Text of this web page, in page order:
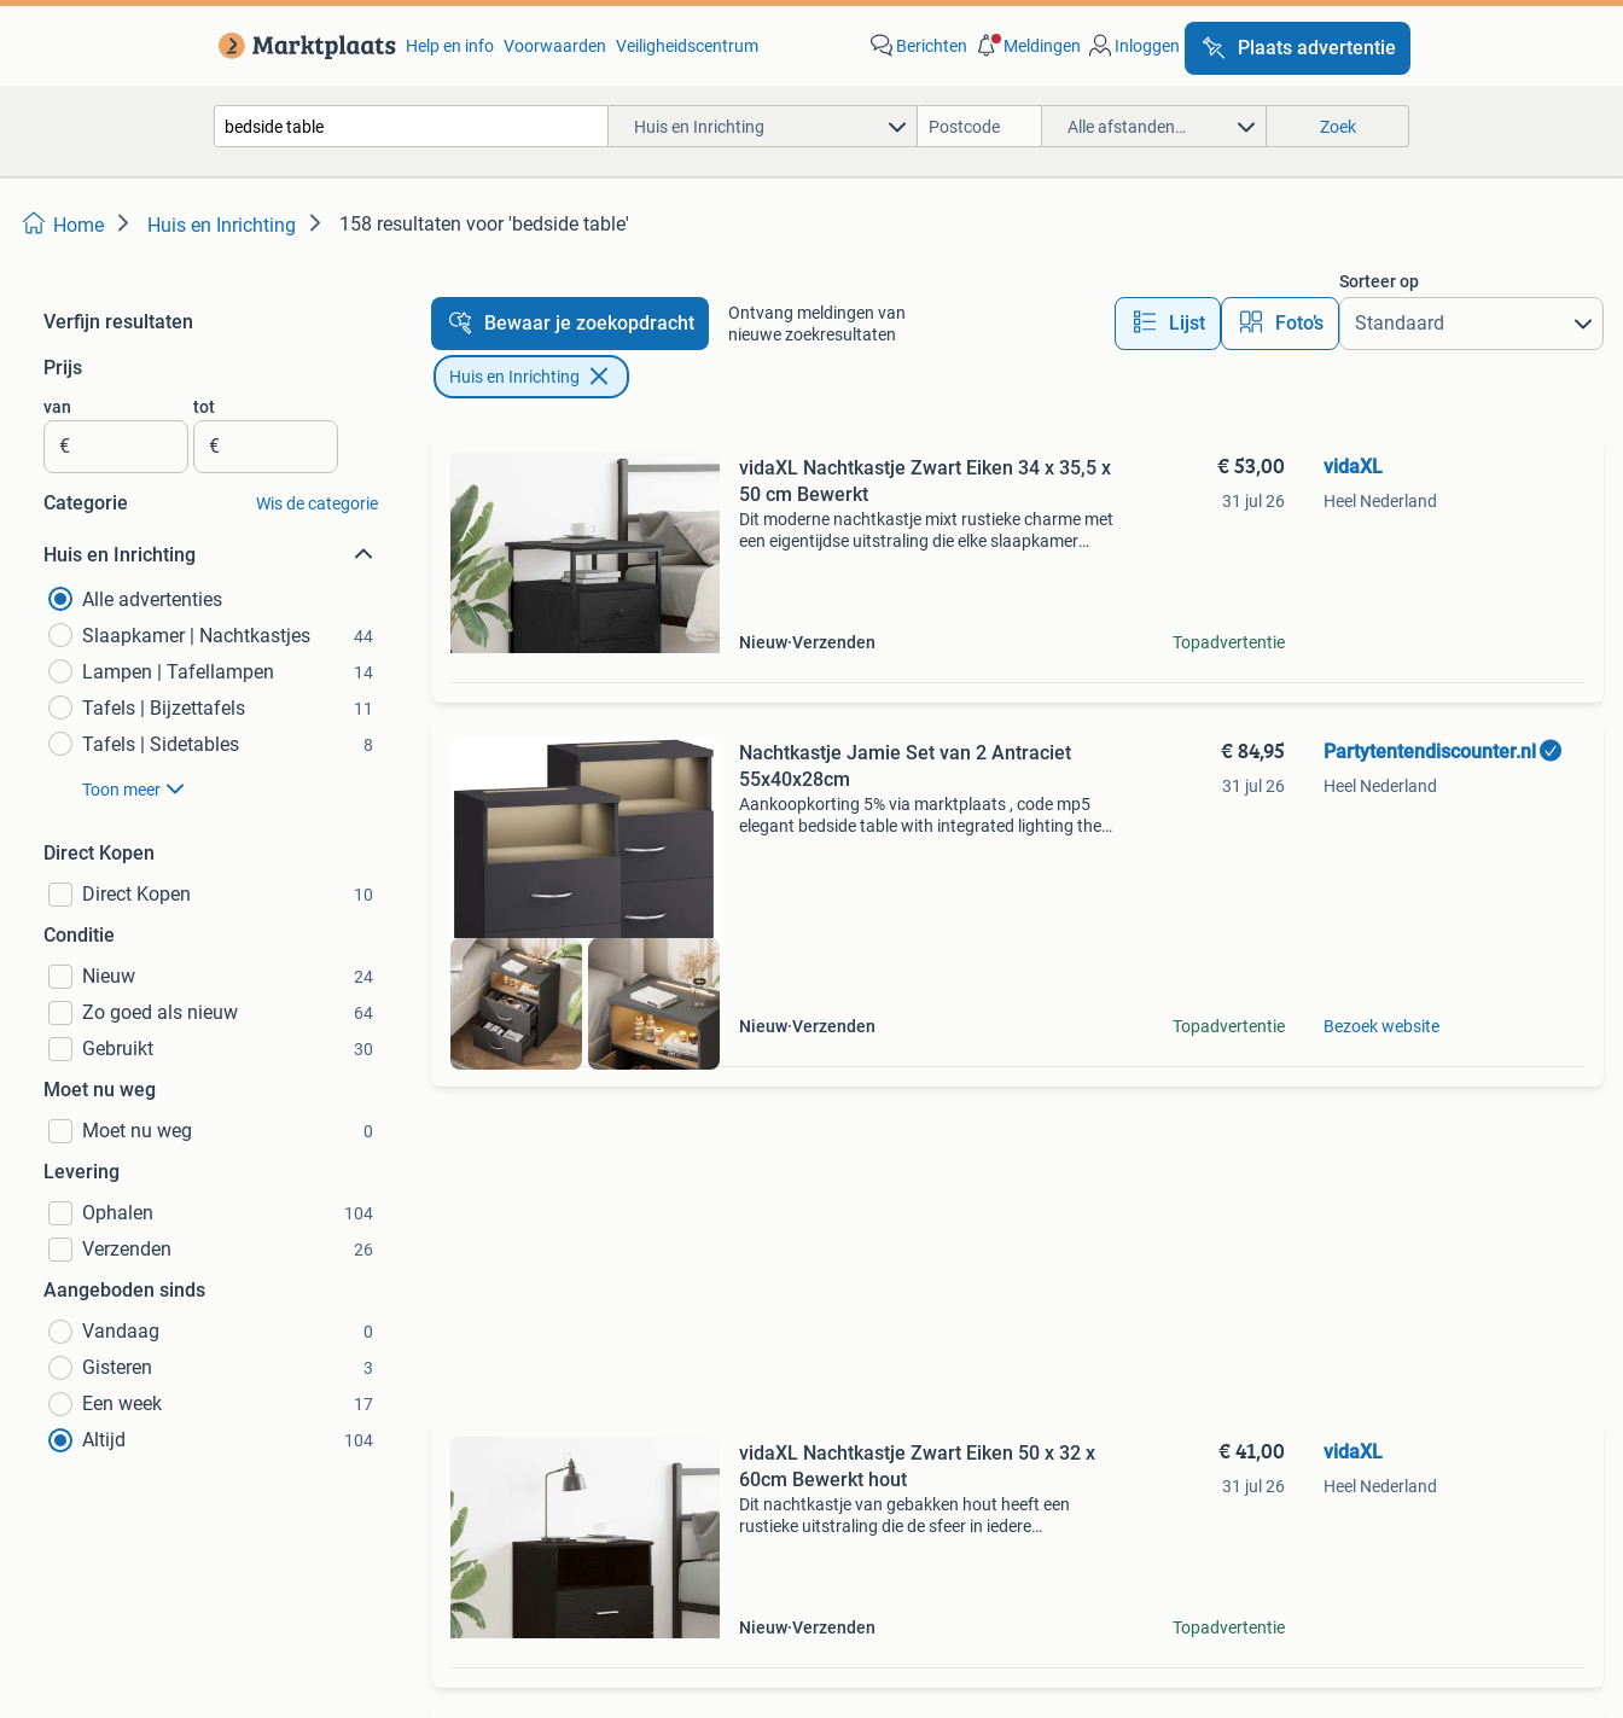
Help en info Voorwaarden Veiligheidscentrum Berichten Meldingen Inloggen Plaats advertentie
Huis en Inrichting Alle afstanden… Zoek
Home Huis en Inrichting 158 resultaten voor 'bedside table'
Verfijn resultaten
Prijs
van
€
tot
€
Categorie Wis de categorie
Huis en Inrichting
Alle advertenties
Slaapkamer | Nachtkastjes
44
Lampen | Tafellampen 14
Tafels | Bijzettafels 11
Tafels | Sidetables 8
Toon meer
Direct Kopen
Direct Kopen
10
Conditie
Nieuw
24
Zo goed als nieuw 64
Gebruikt 30
Moet nu weg
Moet nu weg
0
Levering
Ophalen
104
Verzenden 26
Aangeboden sinds
Vandaag
0
Gisteren 3
Een week 17
Altijd 104
Bewaar je zoekopdracht
Ontvang meldingen van
nieuwe zoekresultaten
Lijst Foto’s
Sorteer op
Huis en Inrichting
vidaXL Nachtkastje Zwart Eiken 34 x 35,5 x
50 cm Bewerkt
Dit moderne nachtkastje mixt rustieke charme met
een eigentijdse uitstraling die elke slaapkamer
Nieuw Verzenden
€ 53,00
31 jul 26
Topadvertentie
vidaXL
Heel Nederland
Nachtkastje Jamie Set van 2 Antraciet
55x40x28cm
Aankoopkorting 5% via marktplaats , code mp5
elegant bedside table with integrated lighting the
Nieuw Verzenden
€ 84,95
31 jul 26
Topadvertentie
Partytentendiscounter.nl
Heel Nederland
Bezoek website
vidaXL Nachtkastje Zwart Eiken 50 x 32 x
60cm Bewerkt hout
Dit nachtkastje van gebakken hout heeft een
rustieke uitstraling die de sfeer in iedere
Nieuw Verzenden
€ 41,00
31 jul 26
Topadvertentie
vidaXL
Heel Nederland